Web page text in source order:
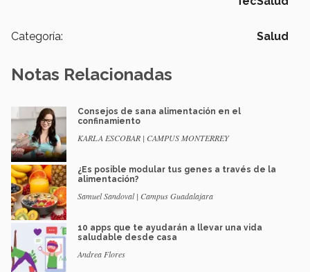
Categoría: Salud
Notas Relacionadas
Consejos de sana alimentación en el
confinamiento
KARLA ESCOBAR | CAMPUS MONTERREY
¿Es posible modular tus genes a través de la
alimentación?
Samuel Sandoval | Campus Guadalajara
10 apps que te ayudarán a llevar una vida
saludable desde casa
Andrea Flores